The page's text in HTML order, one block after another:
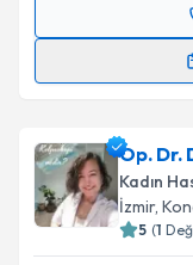
Randevu
için bir takvim
E-posta
Op. Dr.
Kadın
İzmir,
5 (1